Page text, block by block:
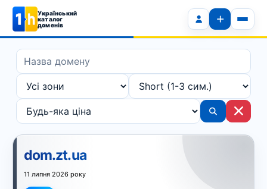
Український
каталог
доменів
dom.zt.ua
11 липня 2026 року